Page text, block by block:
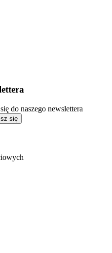
do naszego newslettera
się